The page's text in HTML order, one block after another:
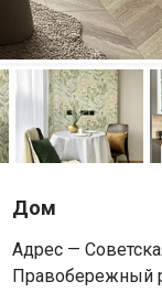
Дом
Адрес —
Правобережный